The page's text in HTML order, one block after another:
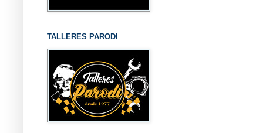
TALLERES PARODI